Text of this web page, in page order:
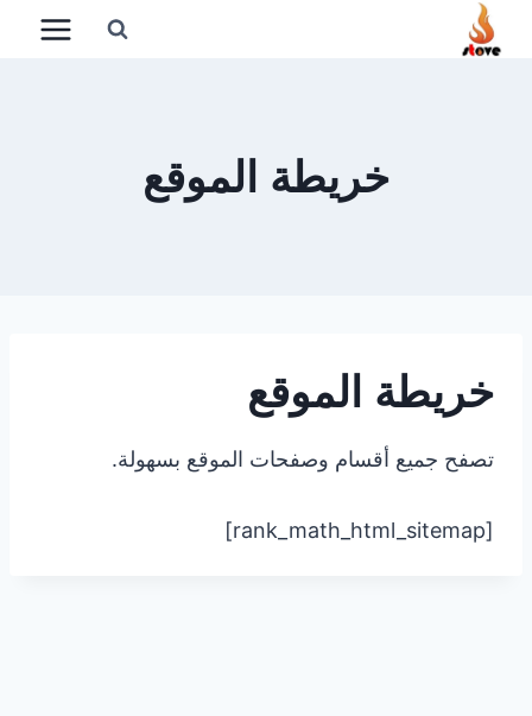
التجاوز
خريطة الموقع
خريطة الموقع
تصفح جميع أقسام وصفحات الموقع بسهولة.
[rank_math_html_sitemap]